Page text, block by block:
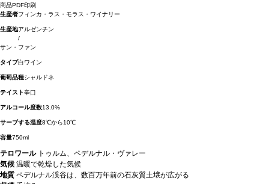
商品PDF印刷
生産者フィンカ・ラス・モラス・ワイナリー
生産地アルゼンチン
/
サン・ファン
タイプ白ワイン
葡萄品種シャルドネ
テイスト辛口
アルコール度数13.0%
サーブする温度8℃から10℃
容量750ml
テロワール トゥルム、ペデルナル・ヴァレー
気候 温暖で乾燥した気候
地質 ペデルナル渓谷は、数百万年前の石灰質土壌が広がる